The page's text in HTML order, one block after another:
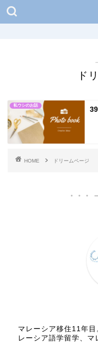
ド
私ウシのお話
HOME ドリームページ
マレーシア移住11年
レーシア語学留学、